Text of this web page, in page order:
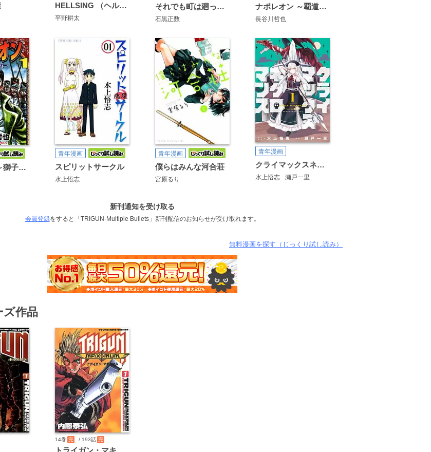
HELLSING （ヘルシング）
平野耕太
それでも町は廻っている
石黒正数
ナポレオン ～覇道進撃～
長谷川哲也
ナポレオン ～獅子の時代～
青年漫画
スピリットサークル
水上悟志
青年漫画
僕らはみんな河合荘
宮原るり
青年漫画
クライマックスネクロマンス
水上悟志 瀬戸一里
新刊通知を受け取る
会員登録をすると「TRIGUN-Multiple Bullets」新刊配信のお知らせが受け取れます。
無料漫画を探す（じっくり試し読み）
ズ作品
14巻 完 / 193話 完